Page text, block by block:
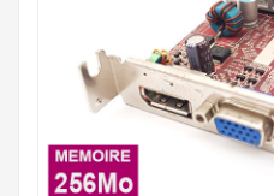
Mesure